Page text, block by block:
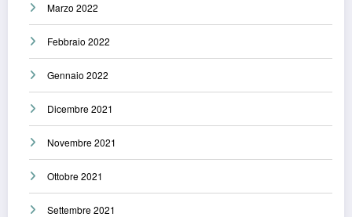
Marzo 2022
Febbraio 2022
Gennaio 2022
Dicembre 2021
Novembre 2021
Ottobre 2021
Settembre 2021